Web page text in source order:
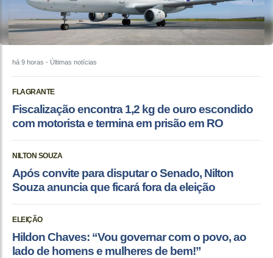
há 9 horas - Últimas notícias
FLAGRANTE
Fiscalização encontra 1,2 kg de ouro escondido
com motorista e termina em prisão em RO
NILTON SOUZA
Após convite para disputar o Senado, Nilton
Souza anuncia que ficará fora da eleição
ELEIÇÃO
Hildon Chaves: “Vou governar com o povo, ao
lado de homens e mulheres de bem!”